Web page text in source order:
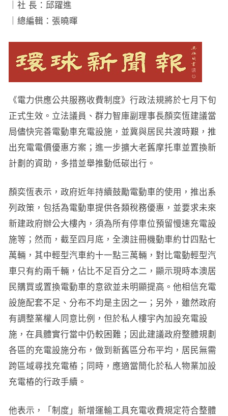
｜社 長：邱躍進
｜總編輯：張曉暉
《電力供應公共服務收費制度》行政法規將於七月下旬
正式生效。立法議員、群力智庫副理事長顏奕恆建議當
局儘快完善電動車充電設施，並冀與居民共渡時艱，推
出充電電價優惠方案；進一步擴大老舊摩托車並置換新
計劃的資助，多措並舉推動低碳出行。
顏奕恆表示，政府近年持續鼓勵電動車的使用，推出系
列政策，包括為電動車提供各類稅務優惠，並要求未來
新建政府辦公大樓內，須為所有停車位預留慢速充電設
施等；然而，截至四月底，全澳註冊機動車約廿四點七
萬輛，其中輕型汽車約十一點三萬輛，對比電動輕型汽
車只有約兩千輛，佔比不足百分之二，顯示現時本澳居
民購買或置換電動車的意欲並未明顯提高。他相信充電
設施配套不足、分布不均是主因之一；另外，雖然政府
有調整業權人同意比例，但於私人樓宇內加設充電設
施，在具體實行當中仍較困難；因此建議政府整體規劃
各區的充電設施分布，做到新舊區分布平均，居民無需
跨區域尋找充電樁；同時，應適當簡化於私人物業加設
充電樁的行政手續。
他表示，「制度」新增運輸工具充電收費規定符合整體